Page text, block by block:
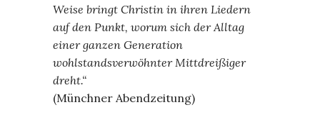
Weise bringt Christin in ihren Liedern
auf den Punkt, worum sich der Alltag
einer ganzen Generation
wohlstandsverwöhnter Mittdreißiger
dreht.“
(Münchner Abendzeitung)